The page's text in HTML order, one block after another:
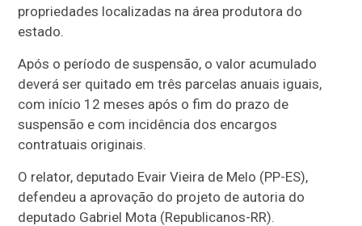
propriedades localizadas na área produtora do
estado.
Após o período de suspensão, o valor acumulado
deverá ser quitado em três parcelas anuais iguais,
com início 12 meses após o fim do prazo de
suspensão e com incidência dos encargos
contratuais originais.
O relator, deputado Evair Vieira de Melo (PP-ES),
defendeu a aprovação do projeto de autoria do
deputado Gabriel Mota (Republicanos-RR).